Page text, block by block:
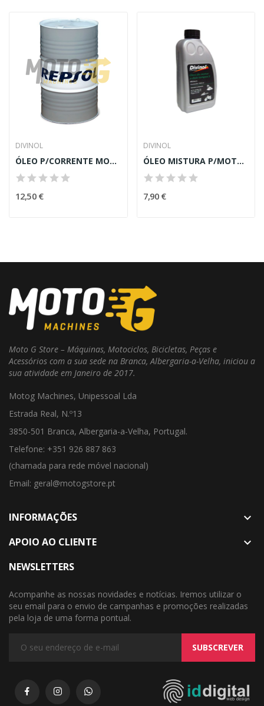
DIVINOL
ÓLEO P/CORRENTE MOTOSSERRA H150 - 5L REPSOL
12,50 €
DIVINOL
ÓLEO MISTURA P/MOTORES A 2T - 1L DIVINOL
7,90 €
Moto G Store – Máquinas, Motociclos, Bicicletas, Peças e
Acessórios com a sua sede na Branca, Albergaria-a-Velha, iniciou a
sua atividade em Janeiro de 2017.
Motog Machines, Unipessoal Lda
Estrada Real, N.º13
3850-501 Branca, Albergaria-a-Velha, Portugal.
Telefone: +351 926 887 863
(chamada para rede móvel nacional)
Email: geral@motogstore.pt
INFORMAÇÕES 
APOIO AO CLIENTE 
NEWSLETTERS
Acompanhe as nossas novidades e notícias. Iremos utilizar o
seu email para o envio de campanhas e promoções realizadas
pela loja de uma forma pontual.
SUBSCREVER